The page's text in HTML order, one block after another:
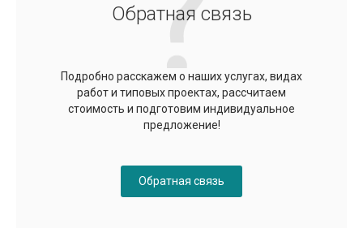
Обратная связь
Подробно расскажем о наших услугах, видах
работ и типовых проектах, рассчитаем
стоимость и подготовим индивидуальное
предложение!
Обратная связь